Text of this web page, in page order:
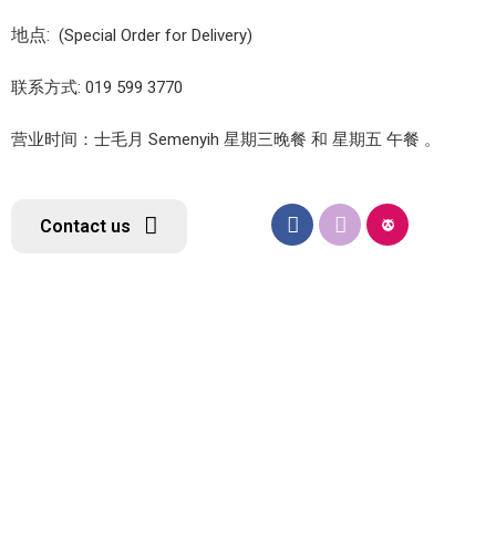
地点: (Special Order for Delivery)
联系方式: 019 599 3770
营业时间：士毛月 Semenyih 星期三晚餐 和 星期五 午餐 。
Contact us